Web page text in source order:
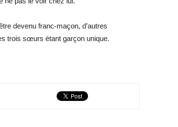
devenu franc-maçon, d’autres
trois sœurs étant garçon unique.